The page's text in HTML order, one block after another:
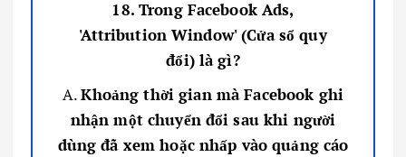
18. Trong Facebook Ads,
'Attribution Window' (Cửa sổ quy
đổi) là gì?
A.Khoảng thời gian mà Facebook ghi
nhận một chuyển đổi sau khi người
dùng đã xem hoặc nhấp vào quảng cáo